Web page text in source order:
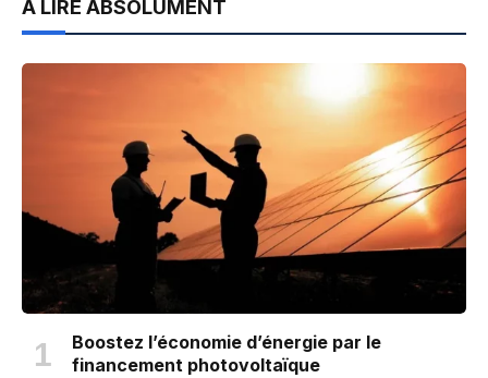
À LIRE ABSOLUMENT
Boostez l’économie d’énergie par le
financement photovoltaïque